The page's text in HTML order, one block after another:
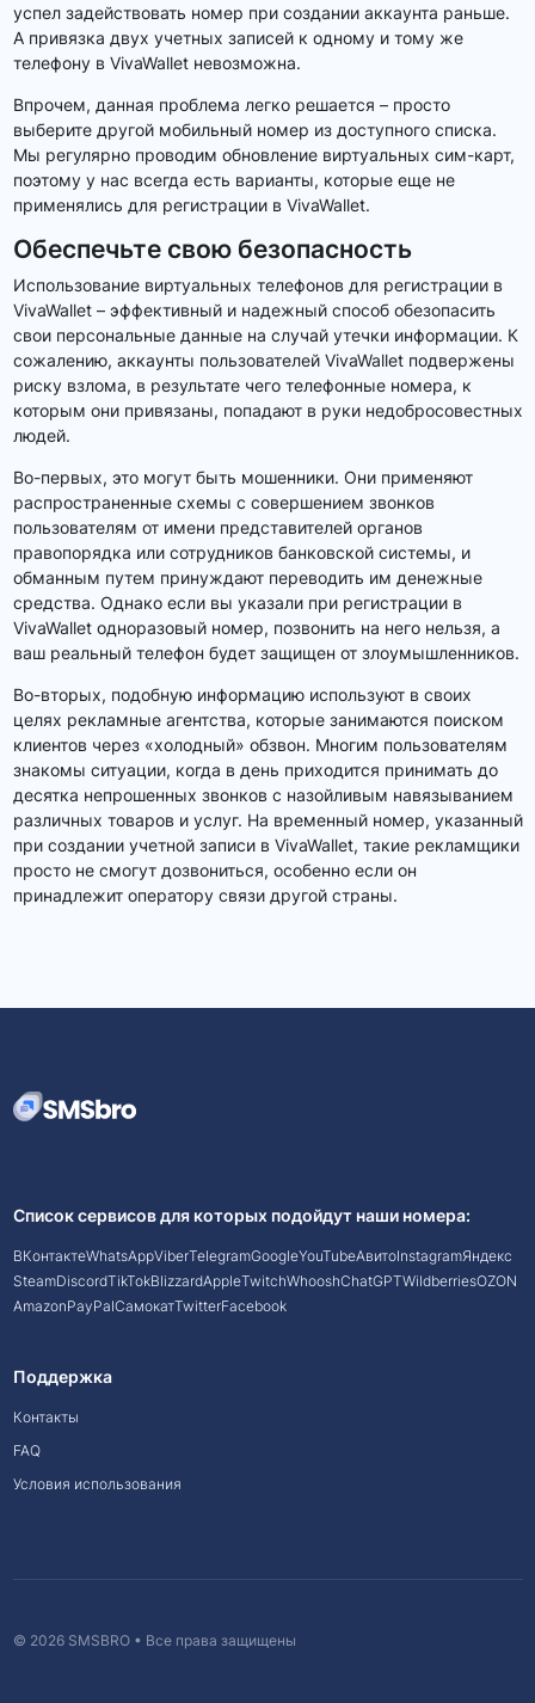
успел задействовать номер при создании аккаунта раньше.
А привязка двух учетных записей к одному и тому же
телефону в VivaWallet невозможна.
Впрочем, данная проблема легко решается – просто
выберите другой мобильный номер из доступного списка.
Мы регулярно проводим обновление виртуальных сим-карт,
поэтому у нас всегда есть варианты, которые еще не
применялись для регистрации в VivaWallet.
Обеспечьте свою безопасность
Использование виртуальных телефонов для регистрации в
VivaWallet – эффективный и надежный способ обезопасить
свои персональные данные на случай утечки информации. К
сожалению, аккаунты пользователей VivaWallet подвержены
риску взлома, в результате чего телефонные номера, к
которым они привязаны, попадают в руки недобросовестных
людей.
Во-первых, это могут быть мошенники. Они применяют
распространенные схемы с совершением звонков
пользователям от имени представителей органов
правопорядка или сотрудников банковской системы, и
обманным путем принуждают переводить им денежные
средства. Однако если вы указали при регистрации в
VivaWallet одноразовый номер, позвонить на него нельзя, а
ваш реальный телефон будет защищен от злоумышленников.
Во-вторых, подобную информацию используют в своих
целях рекламные агентства, которые занимаются поиском
клиентов через «холодный» обзвон. Многим пользователям
знакомы ситуации, когда в день приходится принимать до
десятка непрошенных звонков с назойливым навязыванием
различных товаров и услуг. На временный номер, указанный
при создании учетной записи в VivaWallet, такие рекламщики
просто не смогут дозвониться, особенно если он
принадлежит оператору связи другой страны.
Список сервисов для которых подойдут наши номера:
ВКонтактеWhatsAppViberTelegramGoogleYouTubeАвитоInstagramЯндекс
SteamDiscordTikTokBlizzardAppleTwitchWhooshChatGPTWildberriesOZON
AmazonPayPalСамокатTwitterFacebook
Поддержка
Контакты
FAQ
Условия использования
© 2026 SMSBRO • Все права защищены